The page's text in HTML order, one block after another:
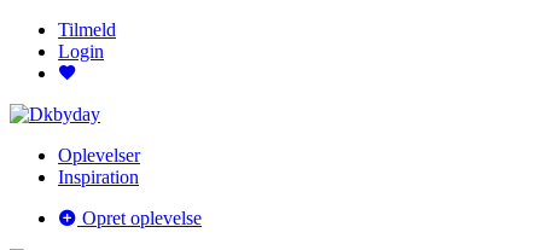
Tilmeld
Login
Oplevelser
Inspiration
Opret oplevelse